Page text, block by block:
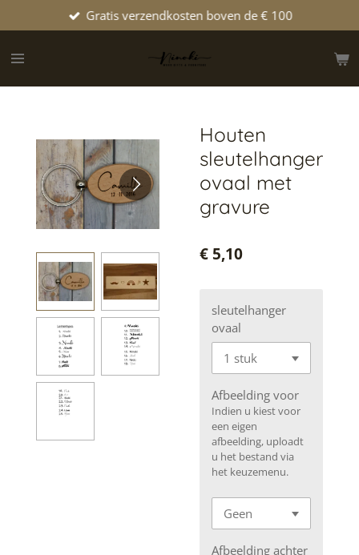
direct
naar
hoofdinhoud
Gratis verzendkosten boven de € 100
Houten
sleutelhanger
ovaal met
gravure
€ 5,10
sleutelhanger
ovaal
Afbeelding voor
Indien u kiest voor
een eigen
afbeelding, uploadt
u het bestand via
het keuzemenu.
Afbeelding achter